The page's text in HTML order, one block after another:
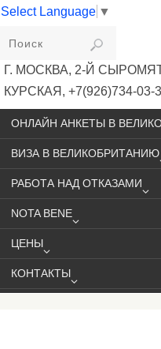
Select Language ▼
VIKIVISA
Г. МОСКВА, 2-Й
КУРСКАЯ, +7(926)734-03-
VISA@VIKIVISA.RU
ОНЛАЙН АНКЕТЫ В
ВИЗА В ВЕЛИКОБРИТАНИЮ
РАБОТА НАД ОТКАЗАМИ
NOTA BENE
ЦЕНЫ
КОНТАКТЫ